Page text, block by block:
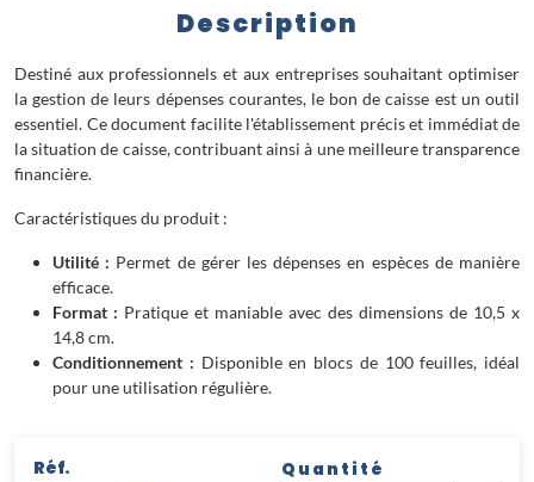
Description
Destiné aux professionnels et aux entreprises souhaitant optimiser
la gestion de leurs dépenses courantes, le bon de caisse est un outil
essentiel. Ce document facilite l'établissement précis et immédiat de
la situation de caisse, contribuant ainsi à une meilleure transparence
financière.
Caractéristiques du produit :
Utilité : Permet de gérer les dépenses en espèces de manière
efficace.
Format : Pratique et maniable avec des dimensions de 10,5 x
14,8 cm.
Conditionnement : Disponible en blocs de 100 feuilles, idéal
pour une utilisation régulière.
Réf. Quantité